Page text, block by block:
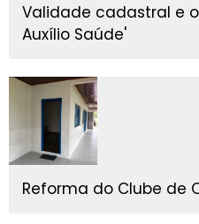
Validade cadastral e
Auxílio Saúde'
Reforma do Clube de